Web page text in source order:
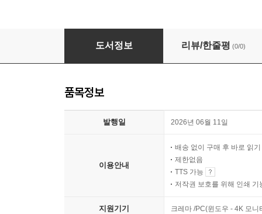
25세 여자를 잡아라
도서정보 리뷰/한줄평 (0/0)
품목정보
발행일 2026년 06월 11일
이용안내
배송 없이 구매 후 바로 읽기
제한없음
TTS 가능
저작권 보호를 위해 인쇄 기
지원기기 크레마 /PC(윈도우 - 4K 모